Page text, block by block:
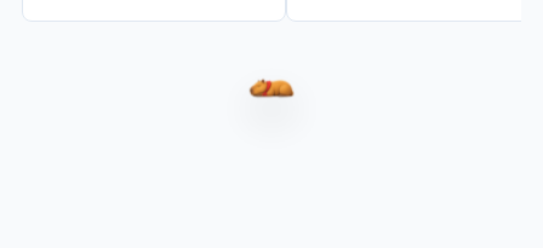
水豚瓦尔瓦拉（Capybara